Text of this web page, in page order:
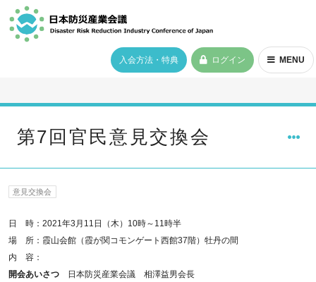
入会方法・特典 ログイン MENU
第7回官民意見交換会
意見交換会
日 時：2021年3月11日（木）10時～11時半
場 所：霞山会館（霞が関コモンゲート西館37階）牡丹の間
内 容：
開会あいさつ 日本防災産業会議 相澤益男会長